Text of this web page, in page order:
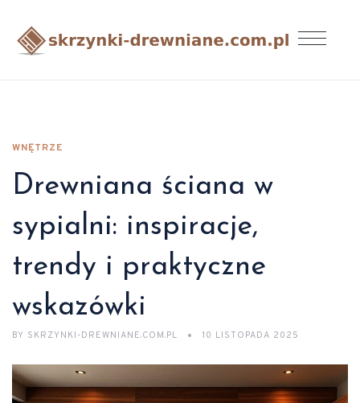
WNĘTRZE
Drewniana ściana w
sypialni: inspiracje,
trendy i praktyczne
wskazówki
BY SKRZYNKI-DREWNIANE.COM.PL 10 LISTOPADA 2025